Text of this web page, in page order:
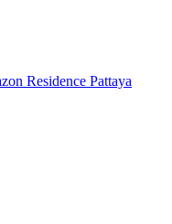
Residence Pattaya